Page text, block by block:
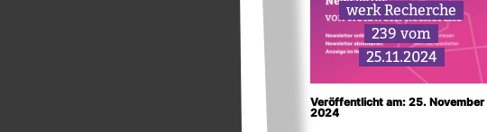
werk Recherche
239 vom
25.11.2024
Veröffentlicht am: 25. November
2024